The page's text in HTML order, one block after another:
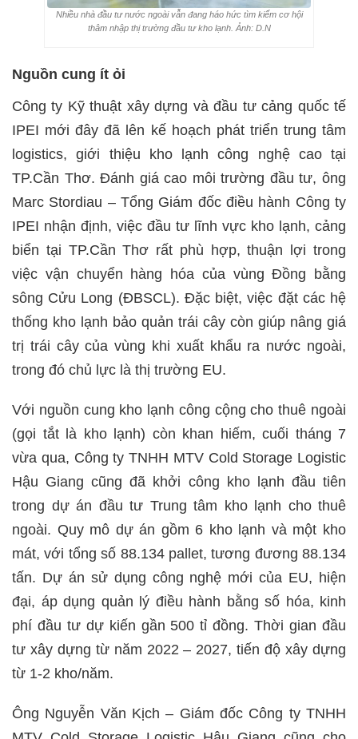
Nhiều nhà đầu tư nước ngoài vẫn đang háo hức tìm kiếm cơ hội
thâm nhập thị trường đầu tư kho lạnh. Ảnh: D.N
Nguồn cung ít ỏi
Công ty Kỹ thuật xây dựng và đầu tư cảng quốc tế
IPEI mới đây đã lên kế hoạch phát triển trung tâm
logistics, giới thiệu kho lạnh công nghệ cao tại
TP.Cần Thơ. Ðánh giá cao môi trường đầu tư, ông
Marc Stordiau – Tổng Giám đốc điều hành Công ty
IPEI nhận định, việc đầu tư lĩnh vực kho lạnh, cảng
biển tại TP.Cần Thơ rất phù hợp, thuận lợi trong
việc vận chuyển hàng hóa của vùng Đồng bằng
sông Cửu Long (ĐBSCL). Ðặc biệt, việc đặt các hệ
thống kho lạnh bảo quản trái cây còn giúp nâng giá
trị trái cây của vùng khi xuất khẩu ra nước ngoài,
trong đó chủ lực là thị trường EU.
Với nguồn cung kho lạnh công cộng cho thuê ngoài
(gọi tắt là kho lạnh) còn khan hiếm, cuối tháng 7
vừa qua, Công ty TNHH MTV Cold Storage Logistic
Hậu Giang cũng đã khởi công kho lạnh đầu tiên
trong dự án đầu tư Trung tâm kho lạnh cho thuê
ngoài. Quy mô dự án gồm 6 kho lạnh và một kho
mát, với tổng số 88.134 pallet, tương đương 88.134
tấn. Dự án sử dụng công nghệ mới của EU, hiện
đại, áp dụng quản lý điều hành bằng số hóa, kinh
phí đầu tư dự kiến gần 500 tỉ đồng. Thời gian đầu
tư xây dựng từ năm 2022 – 2027, tiến độ xây dựng
từ 1-2 kho/năm.
Ông Nguyễn Văn Kịch – Giám đốc Công ty TNHH